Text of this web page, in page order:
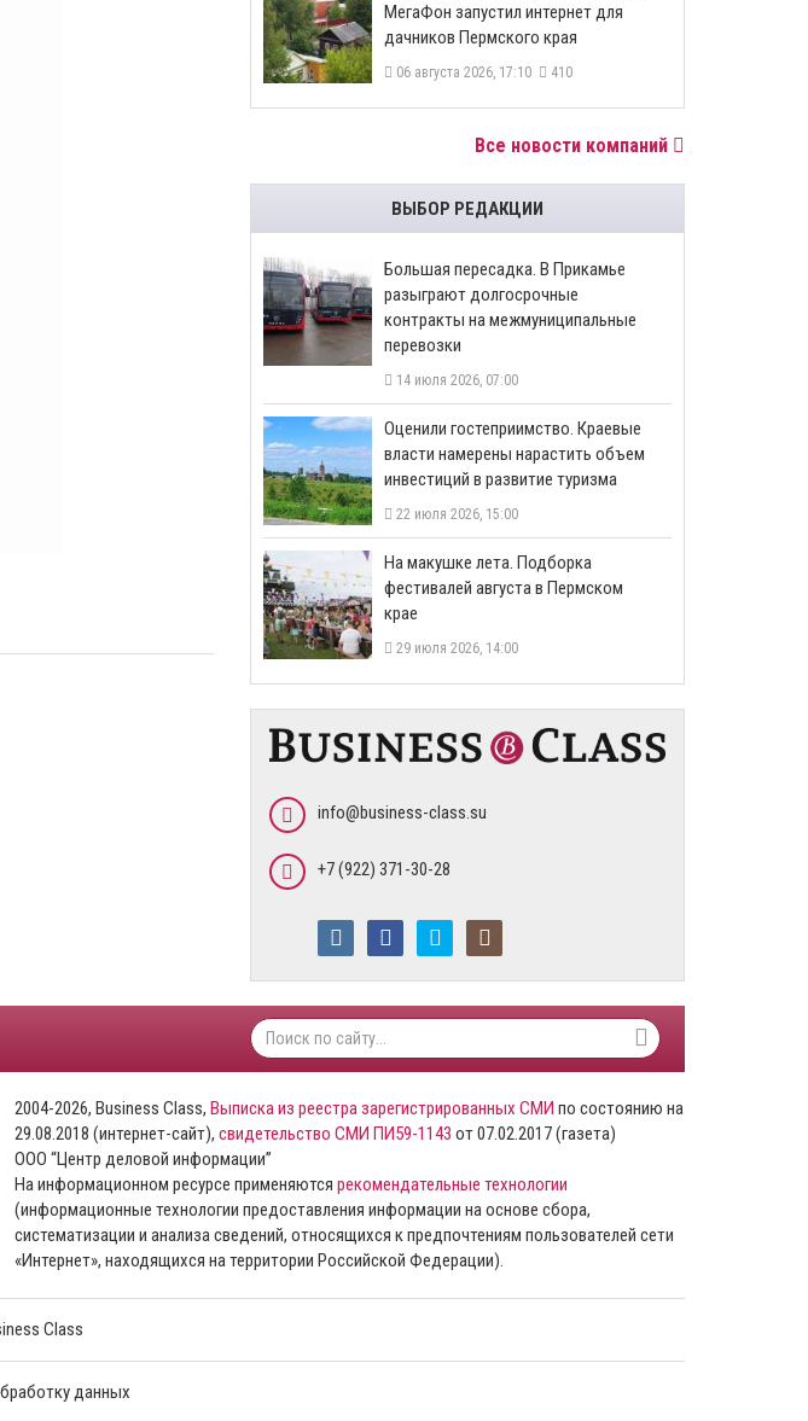
МегаФон запустил интернет для
дачников Пермского края
06 августа 2026, 17:10 410
Все новости компаний
ВЫБОР РЕДАКЦИИ
Большая пересадка. В Прикамье
разыграют долгосрочные
контракты на межмуниципальные
перевозки
14 июля 2026, 07:00
Оценили гостеприимство. Краевые
власти намерены нарастить объем
инвестиций в развитие туризма
22 июля 2026, 15:00
На макушке лета. Подборка
фестивалей августа в Пермском
крае
29 июля 2026, 14:00
info@business-class.su
+7 (922) 371-30-28
2004-2026, Business Class, Выписка из реестра зарегистрированных СМИ по состоянию на
29.08.2018 (интернет-сайт), свидетельство СМИ ПИ59-1143 от 07.02.2017 (газета)
ООО “Центр деловой информации”
На информационном ресурсе применяются рекомендательные технологии
(информационные технологии предоставления информации на основе сбора,
систематизации и анализа сведений, относящихся к предпочтениям пользователей сети
«Интернет», находящихся на территории Российской Федерации).
Class
данных